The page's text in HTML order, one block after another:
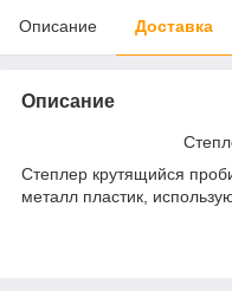
Описание Доставка
Описание
Степлер крутящийся
металл пластик,